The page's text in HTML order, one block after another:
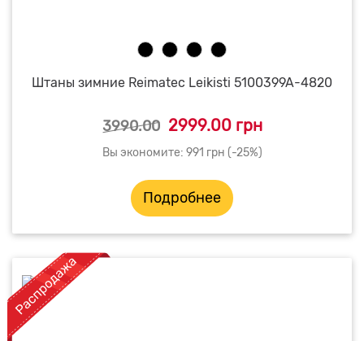
Штаны зимние Reimatec Leikisti 5100399A-4820
3990.00 2999.00 грн
Вы экономите: 991 грн (-25%)
Подробнее